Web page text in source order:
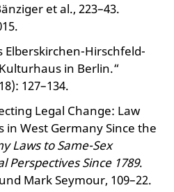
et al., 223–43.
Elberskirchen-Hirschfeld-
in Berlin.“
127–134.
Legal Change: Law
in West Germany Since the
Laws to Same-Sex
Since 1789.
Mark Seymour, 109–22.